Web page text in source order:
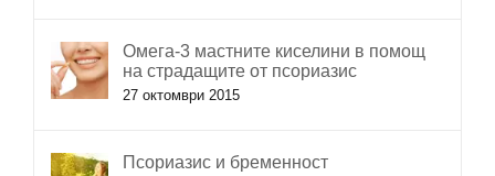
Омега-3 мастните киселини в помощ
на страдащите от псориазис
27 октомври 2015
Псориазис и бременност